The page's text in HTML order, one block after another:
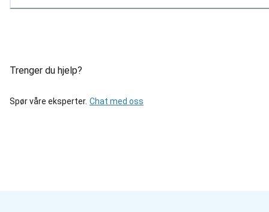
Trenger du hjelp?
Spør våre eksperter. Chat med oss